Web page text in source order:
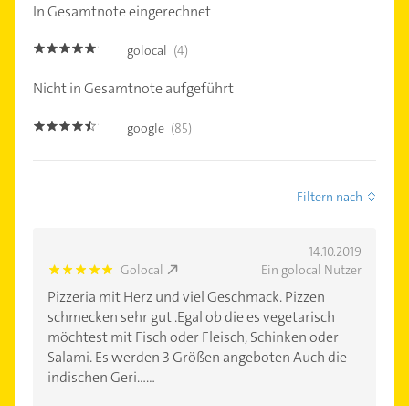
In Gesamtnote eingerechnet
4.8 golocal (4)
Nicht in Gesamtnote aufgeführt
4.4 google (85)
Filtern nach
14.10.2019
5.0 Golocal Ein golocal Nutzer
Pizzeria mit Herz und viel Geschmack. Pizzen
schmecken sehr gut .Egal ob die es vegetarisch
möchtest mit Fisch oder Fleisch, Schinken oder
Salami. Es werden 3 Größen angeboten Auch die
indischen Geri......